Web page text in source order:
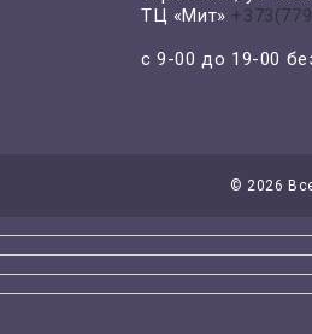
ТЦ «Мит»
с 9-00 до 19-00
© 2026